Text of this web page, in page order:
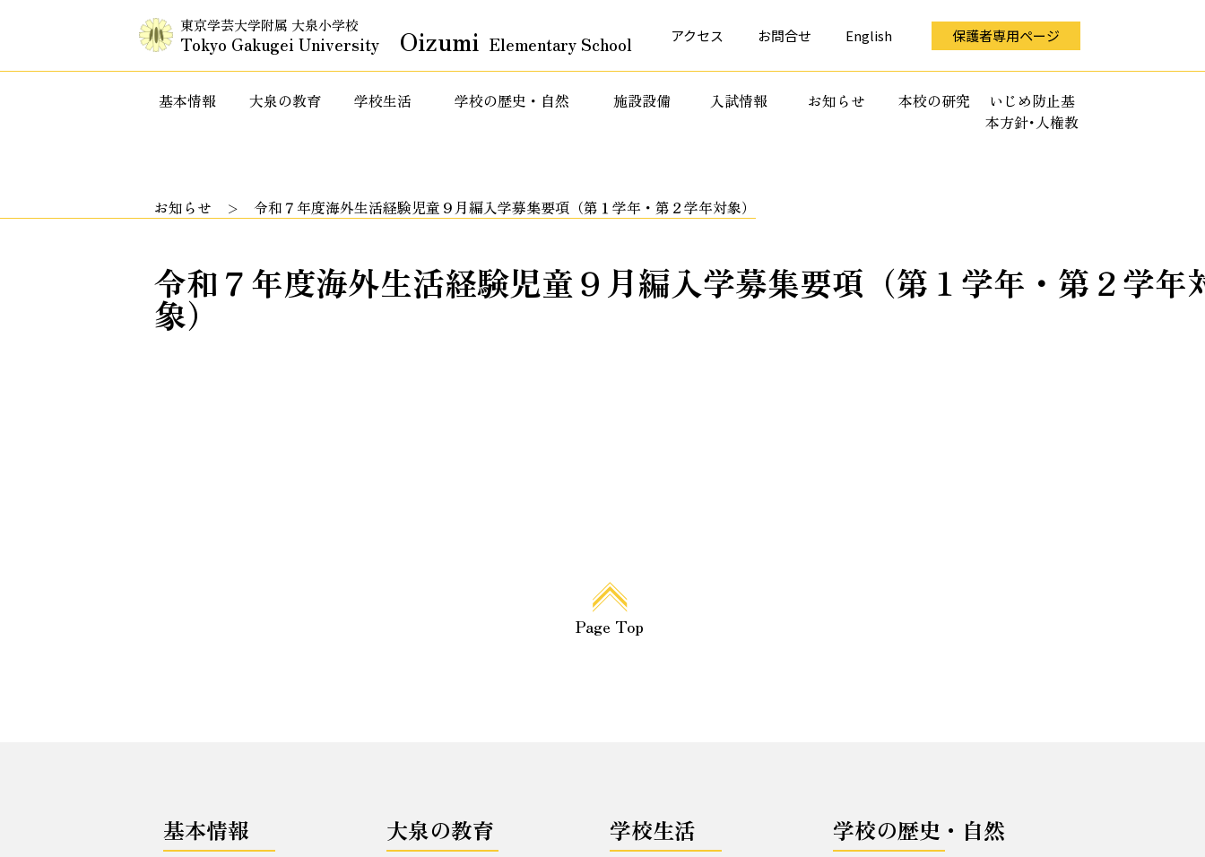
東京学芸大学附属 大泉小学校
Tokyo Gakugei University Oizumi Elementary School アクセス お問合せ English 保護者専用ページ
基本情報 大泉の教育 学校生活 学校の歴史・自然 施設設備 入試情報 お知らせ 本校の研究
いじめ防止基
本方針･人権教
お知らせ 令和７年度海外生活経験児童９月編入学募集要項（第１学年・第２学年対象）
令和７年度海外生活経験児童９月編入学募集要項（第１学年・第２学年
象）
Page Top
基本情報 大泉の教育 学校生活 学校の歴史・自然